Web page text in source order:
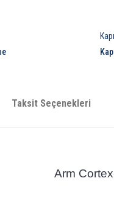
Taksit Seçenekleri
Arm